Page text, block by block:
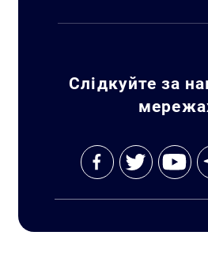
Слідкуйте за